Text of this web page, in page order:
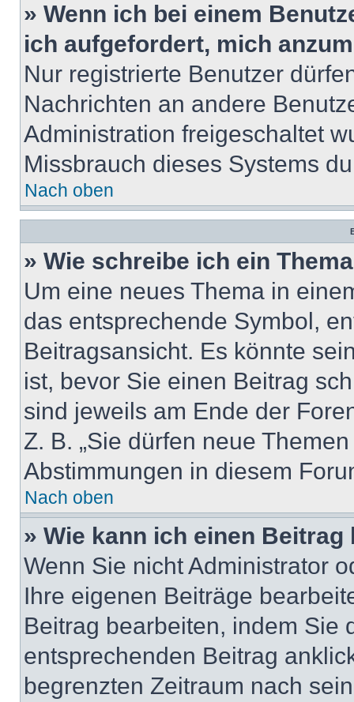
» Wenn ich bei einem
ich aufgefordert, mich
Nur registrierte Benutzer
Nachrichten an andere
Administration freigeschaltet
Missbrauch dieses Systems
Nach oben
» Wie schreibe ich ein
Um eine neues Thema in
das entsprechende Symbol,
Beitragsansicht. Es könnte
ist, bevor Sie einen Beitrag
sind jeweils am Ende der
Z. B. „Sie dürfen neue
Abstimmungen in diesem
Nach oben
» Wie kann ich einen
Wenn Sie nicht Administrator
Ihre eigenen Beiträge
Beitrag bearbeiten, indem Sie
entsprechenden Beitrag
begrenzten Zeitraum nach